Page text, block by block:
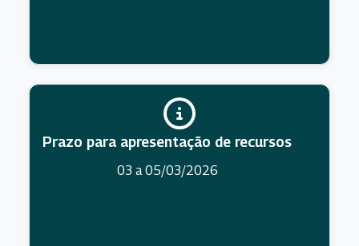
Prazo para apresentação de recursos
03 a 05/03/2026